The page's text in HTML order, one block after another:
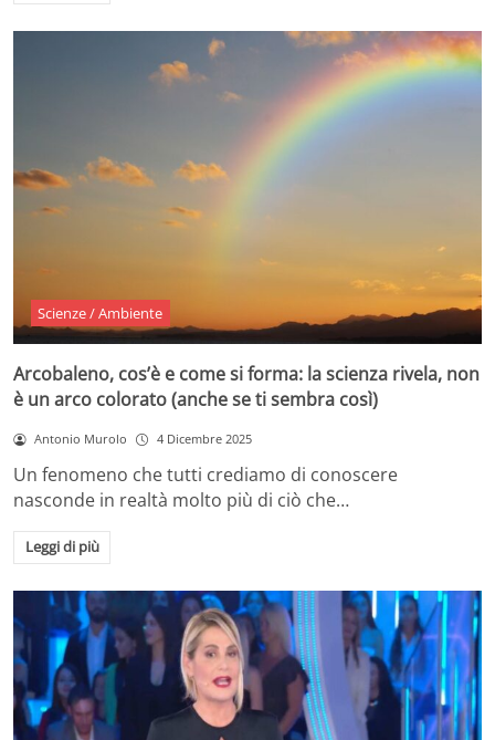
Scienze / Ambiente
Arcobaleno, cos’è e come si forma: la scienza rivela, non
è un arco colorato (anche se ti sembra così)
Antonio Murolo 4 Dicembre 2025
Un fenomeno che tutti crediamo di conoscere
nasconde in realtà molto più di ciò che…
Leggi di più